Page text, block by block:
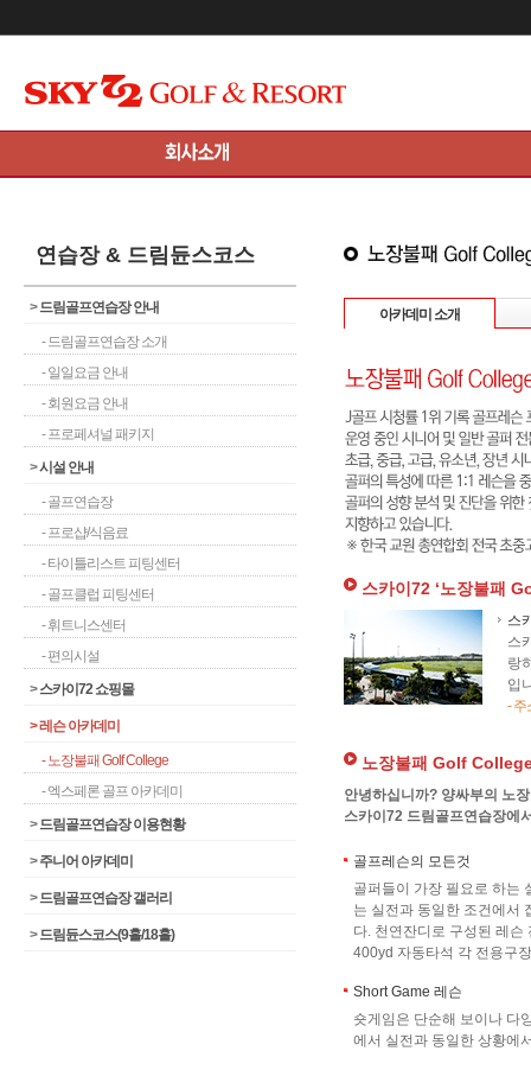
연습장 & 드림듄스코스
>드림골프연습장 안내
- 드림골프연습장 소개
- 일일요금 안내
- 회원요금 안내
- 프로페셔널 패키지
>시설 안내
- 골프연습장
- 프로샵/식음료
- 타이틀리스트 피팅센터
- 골프클럽 피팅센터
- 휘트니스센터
- 편의시설
>스카이72 쇼핑몰
>레슨 아카데미
- 노장불패 Golf College
- 엑스페론 골프 아카데미
>드림골프연습장 이용현황
>주니어 아카데미
>드림골프연습장 갤러리
>드림듄스코스(9홀/18홀)
아카데미 소개
스카이72 ‘노장불패
스
스
랑
입
- 주
노장불패 Golf
안녕하십니까? 양싸부의 노
스카이72 드림골프연습장에
골프레슨의 모든것
골퍼들이 가장 필요로 하는
는 실전과 동일한 조건에서
다. 천연잔디로 구성된 레
400yd 자동타석 각 전용구
Short Game 레슨
숏게임은 단순해 보이나 다
에서 실전과 동일한 상황에